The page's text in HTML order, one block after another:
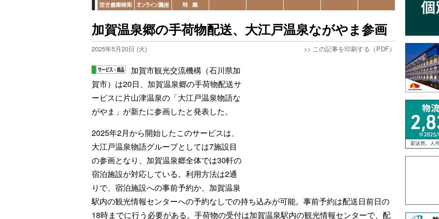
加賀温泉郷の手荷物配送、大江戸温泉ながやま参画
2025年5月20日 (火) >> この記事を印刷する（PDF）
加賀市観光交流機構（石川県加
賀市）は20日、加賀温泉郷の手荷物配送サ
ービスに片山津温泉の「大江戸温泉物語な
がやま」が新たに参画したと発表した。
2025年2月から開始したこのサービスは、
大江戸温泉物語グループとしては7施設目
の参画となり、加賀温泉郷全体では30軒の
宿泊施設が対応している。利用方法は2通
りで、宿泊施設への事前予約か、加賀温泉
駅内の観光情報センターへの予約なしでの持ち込みが可能。事前予約は配送日前日の
18時までに行う必要がある。手荷物の受付は加賀温泉駅内の観光情報センターで、配